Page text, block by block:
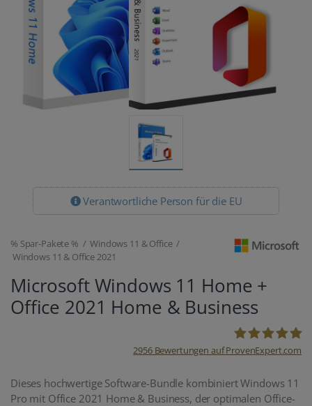
Verantwortliche Person für die EU
% Spar-Pakete % / Windows 11 & Office /
Windows 11 & Office 2021
Microsoft Windows 11 Home +
Office 2021 Home & Business
oemhandel24
2956Bewertungen auf ProvenExpert.com
Dieses hochwertige Software-Bundle kombiniert Windows 11
Pro mit Office 2021 Home & Business, der optimalen Office-